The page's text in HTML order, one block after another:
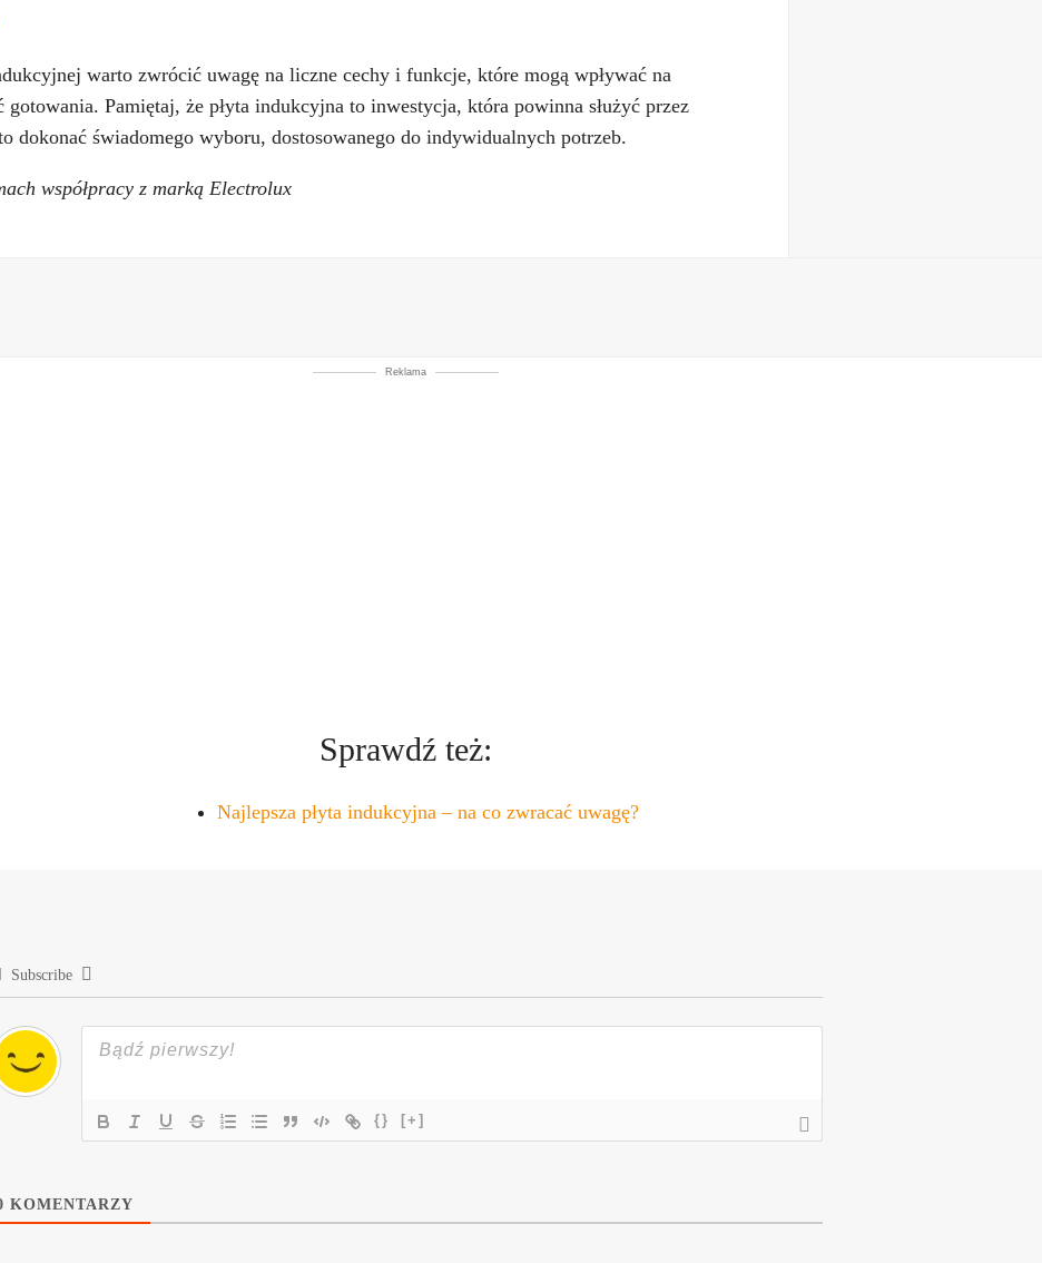
warto zwrócić uwagę na liczne cechy i funkcje, które mogą wpływać na
Pamiętaj, że płyta indukcyjna to inwestycja, która powinna służyć przez
dokonać świadomego wyboru, dostosowanego do indywidualnych potrzeb.
współpracy z marką Electrolux
Reklama
Sprawdź też:
Najlepsza płyta indukcyjna – na co zwracać uwagę?
Subscribe
{} [+]
KOMENTARZY